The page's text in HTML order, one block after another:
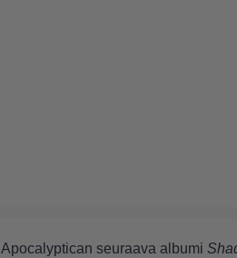
Apocalyptican seuraava albumi